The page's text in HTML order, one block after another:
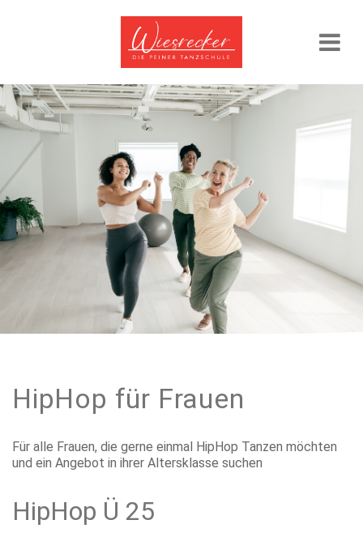
HipHop für Frauen
Für alle Frauen, die gerne einmal HipHop Tanzen möchten
und ein Angebot in ihrer Altersklasse suchen
HipHop Ü 25